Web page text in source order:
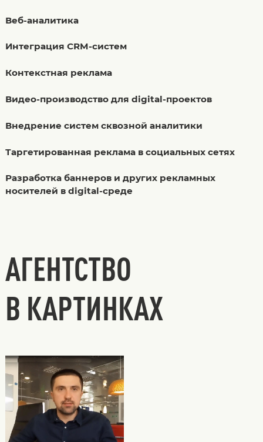
Веб-аналитика
Интеграция CRM-систем
Контекстная реклама
Видео-производство для digital-проектов
Внедрение систем сквозной аналитики
Таргетированная реклама в социальных сетях
Разработка баннеров и других рекламных
носителей в digital-среде
АГЕНТСТВО
В КАРТИНКАХ